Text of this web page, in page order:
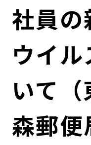
ガバナンス
コンダクト向上の取組み
ローカル共創イニ
株式情報
財務情報・IR資料
IRニュース
サステナビリティマネ
持続可能な金融のフレ
環境
社員の
ウイ
いて
森郵便